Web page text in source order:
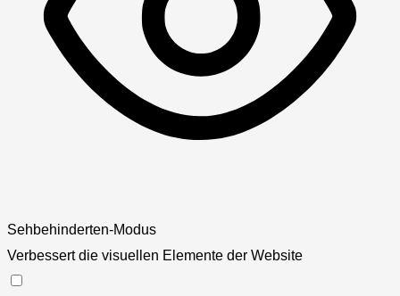
Sehbehinderten-Modus
Verbessert die visuellen Elemente der Website